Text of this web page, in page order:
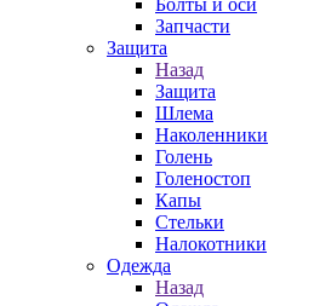
Болты и оси
Запчасти
Защита
Назад
Защита
Шлема
Наколенники
Голень
Голеностоп
Капы
Стельки
Налокотники
Одежда
Назад